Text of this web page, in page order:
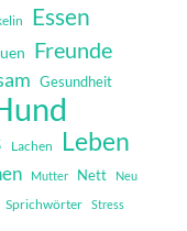
Essen
Freunde
Gesundheit
Lachen Leben
Mutter Nett Neu
Sprichwörter Stress